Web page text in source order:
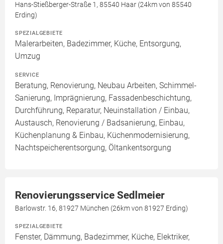
Hans-Stießberger-Straße 1, 85540 Haar (24km von 85540
Erding)
SPEZIALGEBIETE
Malerarbeiten, Badezimmer, Küche, Entsorgung,
Umzug
SERVICE
Beratung, Renovierung, Neubau Arbeiten, Schimmel-
Sanierung, Imprägnierung, Fassadenbeschichtung,
Durchführung, Reparatur, Neuinstallation / Einbau,
Austausch, Renovierung / Badsanierung, Einbau,
Küchenplanung & Einbau, Küchenmodernisierung,
Nachtspeicherentsorgung, Öltankentsorgung
Renovierungsservice Sedlmeier
Barlowstr. 16, 81927 München (26km von 81927 Erding)
SPEZIALGEBIETE
Fenster, Dämmung, Badezimmer, Küche, Elektriker,